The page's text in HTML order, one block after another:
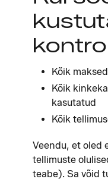
Kõik
Kõik
kasutatud
Kõik
Veendu, et oled
tellimuste
teabe). Sa võid